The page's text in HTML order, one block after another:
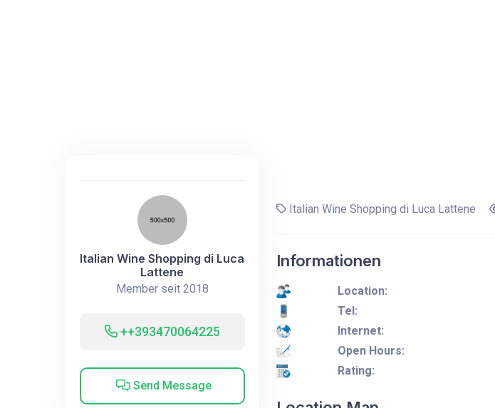
Italian Wine Shopping di Luca
Lattene
Member seit 2018
++393470064225
Send Message
Italian Wine Shopping di Luca Lattene
Informationen
Location:
Tel:
Internet:
Open Hours:
Rating: